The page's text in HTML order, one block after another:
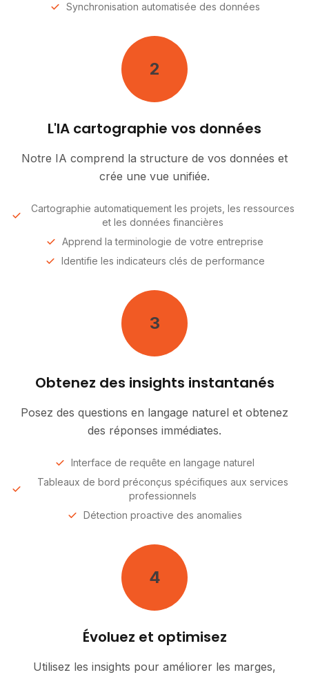
Synchronisation automatisée des données
2
L'IA cartographie vos données
Notre IA comprend la structure de vos données et
crée une vue unifiée.
Cartographie automatiquement les projets, les ressources
et les données financières
Apprend la terminologie de votre entreprise
Identifie les indicateurs clés de performance
3
Obtenez des insights instantanés
Posez des questions en langage naturel et obtenez
des réponses immédiates.
Interface de requête en langage naturel
Tableaux de bord préconçus spécifiques aux services
professionnels
Détection proactive des anomalies
4
Évoluez et optimisez
Utilisez les insights pour améliorer les marges,